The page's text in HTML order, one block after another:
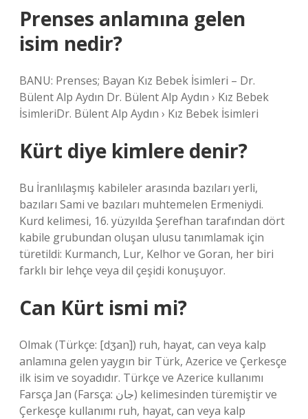
Prenses anlamına gelen
isim nedir?
BANU: Prenses; Bayan Kız Bebek İsimleri – Dr.
Bülent Alp Aydın Dr. Bülent Alp Aydın › Kız Bebek
İsimleriDr. Bülent Alp Aydın › Kız Bebek İsimleri
Kürt diye kimlere denir?
Bu İranlılaşmış kabileler arasında bazıları yerli,
bazıları Sami ve bazıları muhtemelen Ermeniydi.
Kurd kelimesi, 16. yüzyılda Şerefhan tarafından dört
kabile grubundan oluşan ulusu tanımlamak için
türetildi: Kurmanch, Lur, Kelhor ve Goran, her biri
farklı bir lehçe veya dil çeşidi konuşuyor.
Can Kürt ismi mi?
Olmak (Türkçe: [dʒan]) ruh, hayat, can veya kalp
anlamına gelen yaygın bir Türk, Azerice ve Çerkesçe
ilk isim ve soyadıdır. Türkçe ve Azerice kullanımı
Farsça Jan (Farsça: جان) kelimesinden türemiştir ve
Çerkesçe kullanımı ruh, hayat, can veya kalp